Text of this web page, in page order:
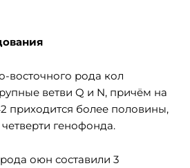
восточного рода кол
ветви Q и N, причём на
приходится более половины,
генофонда.
оюн составили 3